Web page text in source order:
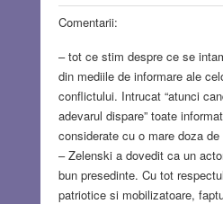
Comentarii:
– tot ce stim despre ce se
din mediile de informare ale
conflictului. Intrucat “atunci
adevarul dispare” toate
considerate cu o mare doza
– Zelenski a dovedit ca un
bun presedinte. Cu tot
patriotice si mobilizatoare,